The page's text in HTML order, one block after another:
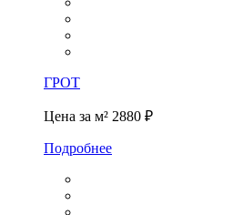
ГРОТ
Цена за м² 2880 ₽
Подробнее